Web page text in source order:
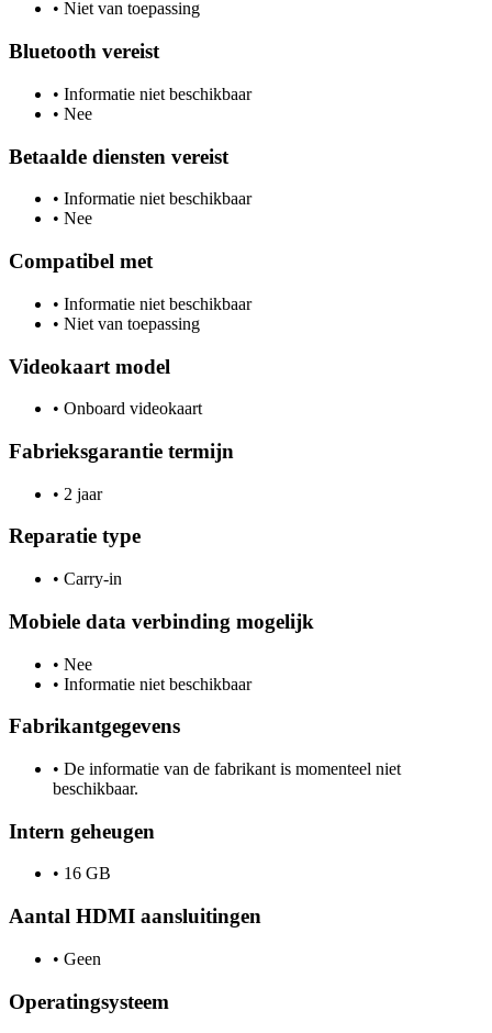
• Niet van toepassing
Bluetooth vereist
• Informatie niet beschikbaar
• Nee
Betaalde diensten vereist
• Informatie niet beschikbaar
• Nee
Compatibel met
• Informatie niet beschikbaar
• Niet van toepassing
Videokaart model
• Onboard videokaart
Fabrieksgarantie termijn
• 2 jaar
Reparatie type
• Carry-in
Mobiele data verbinding mogelijk
• Nee
• Informatie niet beschikbaar
Fabrikantgegevens
• De informatie van de fabrikant is momenteel niet
beschikbaar.
Intern geheugen
• 16 GB
Aantal HDMI aansluitingen
• Geen
Operatingsysteem